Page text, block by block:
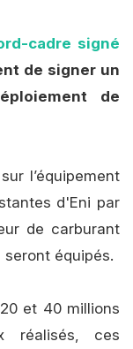
cadre signé
de signer un
de
l’équipement
d'Eni par
de carburant
seront équipés.
et 40 millions
réalisés, ces